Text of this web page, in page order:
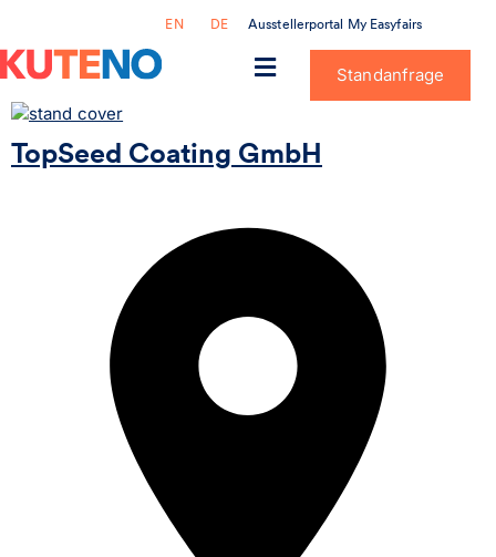
EN DE Ausstellerportal My Easyfairs
Standanfrage
TopSeed Coating GmbH